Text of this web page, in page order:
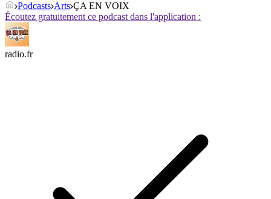
Podcasts Arts ÇA EN VOIX
Écoutez gratuitement ce podcast dans l'application :
radio.fr